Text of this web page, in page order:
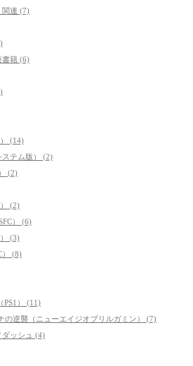
関連 (7)
書籍 (6)
(14)
テム版） (2)
(2)
(2)
） (6)
(3)
） (8)
PS1） (11)
の逆襲（ニューエイジオブリルガミン） (7)
ダッシュ (4)